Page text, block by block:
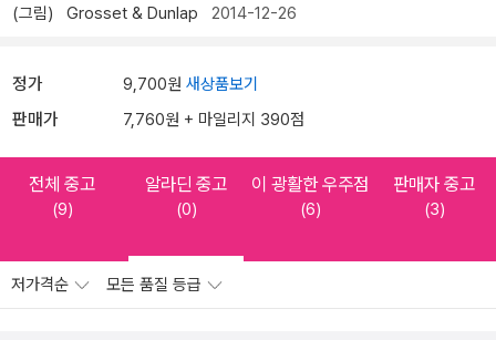
(그림)
Grosset & Dunlap 2014-12-26
정가 9,700원 새상품보기
판매가 7,760원 + 마일리지 390점
전체 중고
(9)
알라딘 중고
(0)
이 광활한 우주점
(6)
판매자 중고
(3)
저가격순 모든 품질 등급